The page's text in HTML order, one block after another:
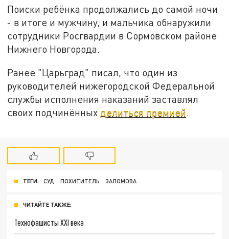
Поиски ребёнка продолжались до самой ночи
- в итоге и мужчину, и мальчика обнаружили
сотрудники Росгвардии в Сормовском районе
Нижнего Новгорода.
Ранее "Царьград" писал, что один из
руководителей нижегородской Федеральной
службы исполнения наказаний заставлял
своих подчинённых делиться премией.
ТЕГИ: СУД ПОХИТИТЕЛЬ ЗАЛОМОВА
ЧИТАЙТЕ ТАКЖЕ:
Технофашисты XXI века